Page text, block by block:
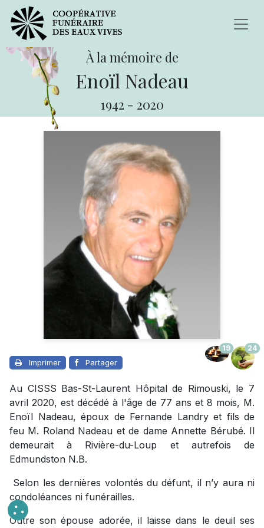
À la mémoire de
Enoïl Nadeau
1942 - 2020
Imprimer Partager
19 24
Au CISSS Bas-St-Laurent Hôpital de Rimouski, le 7
avril 2020, est décédé à l'âge de 77 ans et 8 mois, M.
Enoïl Nadeau, époux de Fernande Landry et fils de
feu M. Roland Nadeau et de dame Annette Bérubé. Il
demeurait à Rivière-du-Loup et autrefois de
Edmundston N.B.
Selon les dernières volontés du défunt, il n’y aura ni
condoléances ni funérailles.
Outre son épouse adorée, il laisse dans le deuil ses